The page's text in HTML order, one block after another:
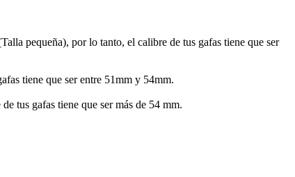
pequeña), por lo tanto, el calibre de tus gafas tiene que ser
tiene que ser entre 51mm y 54mm.
tus gafas tiene que ser más de 54 mm.